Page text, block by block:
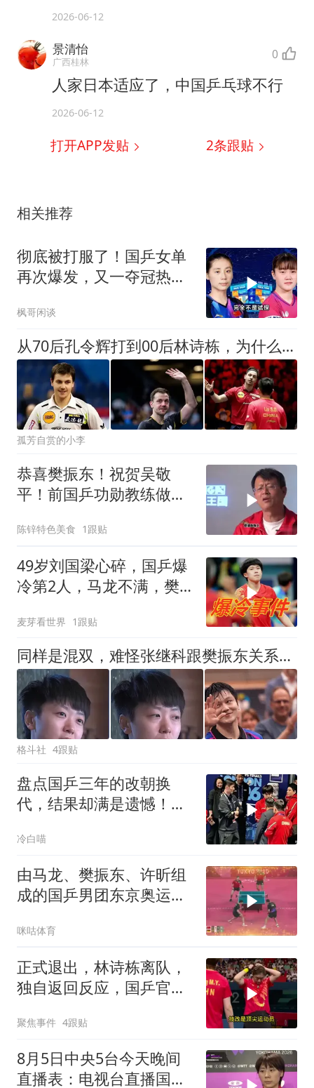
2026-06-12
景清怡
广西桂林 0
人家日本适应了，中国乒乓球不行
2026-06-12
打开APP发贴 2条跟贴
相关推荐
彻底被打服了！国乒女单
再次爆发，又一夺冠热门
枫哥闲谈
从70后孔令辉打到00后林诗栋，为什么球台对面还是波尔？
孤芳自赏的小李
恭喜樊振东！祝贺吴敬
平！前国乒功勋教练做出
陈锌特色美食 1跟贴
49岁刘国梁心碎，国乒爆
冷第2人，马龙不满，樊
麦芽看世界 1跟贴
同样是混双，难怪张继科跟樊振东关系好，两个人都是顶好的人！
格斗社 4跟贴
盘点国乒三年的改朝换
代，结果却满是遗憾！，
冷白喵
由马龙、樊振东、许昕组
成的国乒男团东京奥运会
的成就
咪咕体育
正式退出，林诗栋离队，
独自返回反应，国乒官
聚焦事件 4跟贴
8月5日中央5台今天晚间
直播表：电视台直播国